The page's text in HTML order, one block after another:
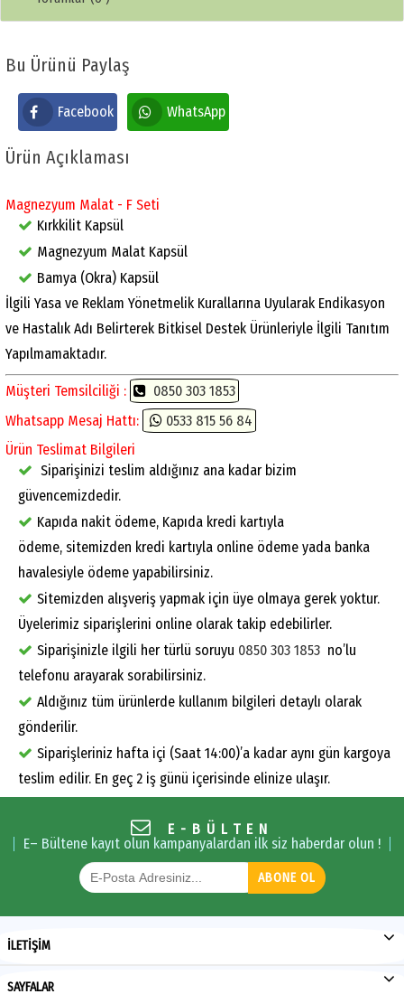
Bu Ürünü Paylaş
Facebook WhatsApp
Ürün Açıklaması
Magnezyum Malat - F Seti
Kırkkilit Kapsül
Magnezyum Malat Kapsül
Bamya (Okra) Kapsül
İlgili Yasa ve Reklam Yönetmelik Kurallarına Uyularak Endikasyon
ve Hastalık Adı Belirterek Bitkisel Destek Ürünleriyle İlgili Tanıtım
Yapılmamaktadır.
Müşteri Temsilciliği :
0850 303 1853
Whatsapp Mesaj Hattı:
0533 815 56 84
Ürün Teslimat Bilgileri
Siparişinizi teslim aldığınız ana kadar bizim
güvencemizdedir.
Kapıda nakit ödeme, Kapıda kredi kartıyla
ödeme, sitemizden kredi kartıyla online ödeme yada banka
havalesiyle ödeme yapabilirsiniz.
Sitemizden alışveriş yapmak için üye olmaya gerek yoktur.
Üyelerimiz siparişlerini online olarak takip edebilirler.
Siparişinizle ilgili her türlü soruyu 0850 303 1853 no’lu
telefonu arayarak sorabilirsiniz.
Aldığınız tüm ürünlerde kullanım bilgileri detaylı olarak
gönderilir.
Siparişleriniz hafta içi (Saat 14:00)’a kadar aynı gün kargoya
teslim edilir. En geç 2 iş günü içerisinde elinize ulaşır.
E-BÜLTEN
E– Bültene kayıt olun kampanyalardan ilk siz haberdar olun !
ABONE OL
İLETİŞİM
SAYFALAR